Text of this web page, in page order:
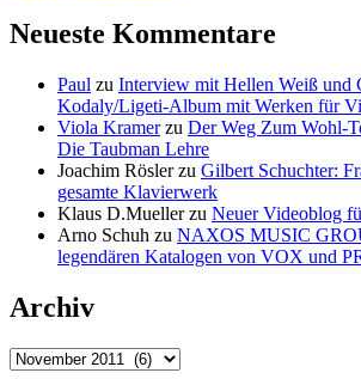
Neueste Kommentare
Paul zu Interview mit Hellen Weiß und
Kodaly/Ligeti-Album mit Werken für
Viola Kramerzu Der Weg Zum Wohl-
Die Taubman Lehre
Joachim Röslerzu Gilbert Schuchter:
gesamte Klavierwerk
Klaus D.Muellerzu Neuer Videoblog
Arno Schuh zu NAXOS MUSIC
legendären Katalogen von VOX und
Archiv
Archiv